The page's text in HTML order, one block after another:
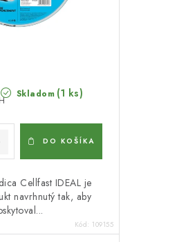
Skladom (1 ks)
DO KOŠÍKA
Cellfast IDEAL je
navrhnutý tak, aby
Kód: 109155